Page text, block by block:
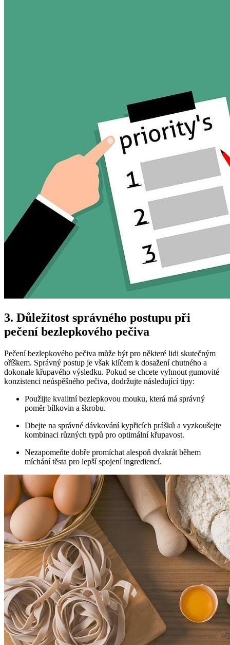
3. ​Důležitost správného postupu ​při​
pečení⁤ bezlepkového pečiva
Pečení bezlepkového pečiva může být pro některé lidi ⁣skutečným
⁢oříškem. Správný postup je však klíčem k dosažení chutného a
dokonale křupavého⁤ výsledku. Pokud ‌se chcete ⁢vyhnout gumovité
konzistenci neúspěšného pečiva, dodržujte následující tipy:
Použijte kvalitní bezlepkovou mouku, která má správný
poměr bílkovin a škrobu.
Dbejte na správné‌ dávkování kypřicích ⁣prášků a vyzkoušejte ​
kombinaci různých typů pro optimální křupavost.
Nezapomeňte dobře promíchat ‌alespoň dvakrát během
míchání ‌těsta pro lepší spojení ⁣ingrediencí.